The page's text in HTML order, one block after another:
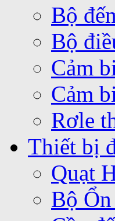
Bộ
Bộ
Cảm
Cảm
Rơle
Thiết bị
Quạt
Bộ